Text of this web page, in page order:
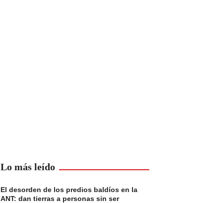
Lo más leído
El desorden de los predios baldíos en la
ANT: dan tierras a personas sin ser